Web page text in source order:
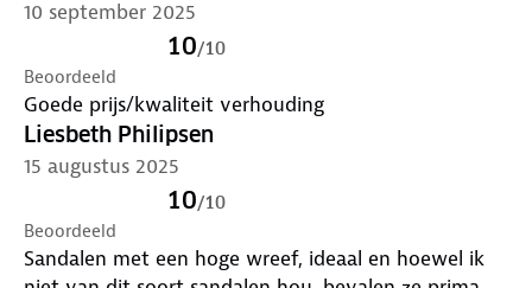
10 september 2025
10/10
Beoordeeld
Goede prijs/kwaliteit verhouding
Liesbeth Philipsen
15 augustus 2025
10/10
Beoordeeld
Sandalen met een hoge wreef, ideaal en hoewel ik